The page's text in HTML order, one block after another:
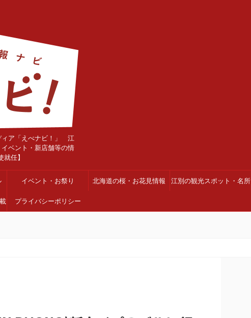
ィア「えべナビ！」 江
ベント・新店舗等の情
任】
イベント・お祭り 北海道の桜・お花見情報 江別の観光スポット・名所
プライバシーポリシー